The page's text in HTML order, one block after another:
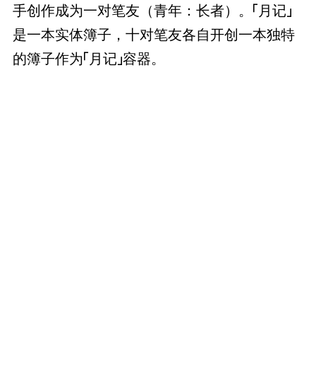
手创作成为一对笔友（青年：长者）。「月记」
是一本实体簿子，十对笔友各自开创一本独特
的簿子作为「月记」容器。